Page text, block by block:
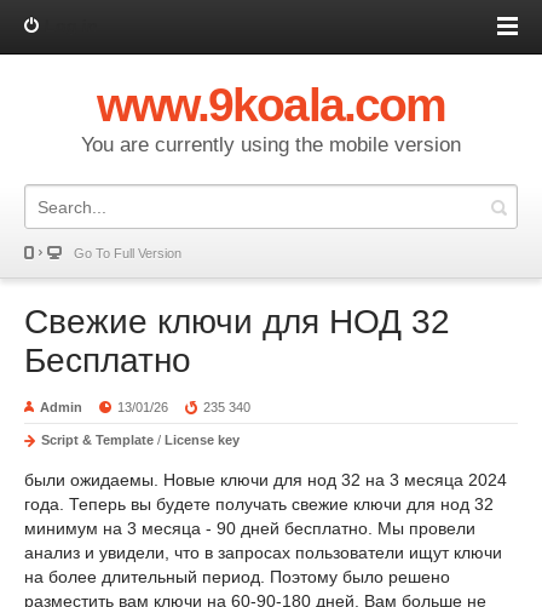
www.9koala.com
You are currently using the mobile version
Go To Full Version
Свежие ключи для НОД 32
Бесплатно
Admin 13/01/26 235 340
Script & Template / License key
были ожидаемы. Новые ключи для нод 32 на 3 месяца 2024
года. Теперь вы будете получать свежие ключи для нод 32
минимум на 3 месяца - 90 дней бесплатно. Мы провели
анализ и увидели, что в запросах пользователи ищут ключи
на более длительный период. Поэтому было решено
разместить вам ключи на 60-90-180 дней. Вам больше не